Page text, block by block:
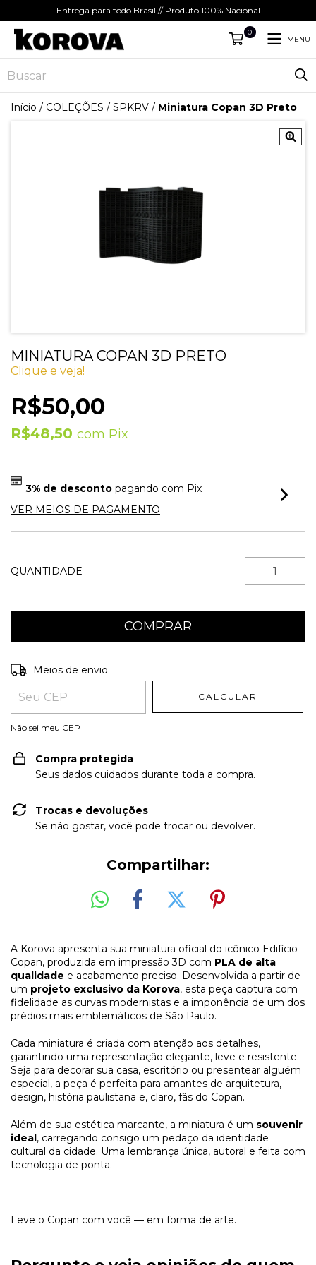
Entrega para todo Brasil // Produto 100% Nacional
0
MENU
Início / COLEÇÕES / SPKRV / Miniatura Copan 3D Preto
MINIATURA COPAN 3D PRETO
Clique e veja!
R$50,00
R$48,50 com Pix
3% de descontopagando com Pix
VER MEIOS DE PAGAMENTO
QUANTIDADE
Entregas para o CEP:
Meios de envio
CALCULAR
Não sei meu CEP
Compra protegida
Seus dados cuidados durante toda a compra.
Trocas e devoluções
Se não gostar, você pode trocar ou devolver.
Compartilhar:
A Korova apresenta sua miniatura oficial do icônico Edifício
Copan, produzida em impressão 3D com PLA de alta
qualidade e acabamento preciso. Desenvolvida a partir de
um projeto exclusivo da Korova, esta peça captura com
fidelidade as curvas modernistas e a imponência de um dos
prédios mais emblemáticos de São Paulo.
Cada miniatura é criada com atenção aos detalhes,
garantindo uma representação elegante, leve e resistente.
Seja para decorar sua casa, escritório ou presentear alguém
especial, a peça é perfeita para amantes de arquitetura,
design, história paulistana e, claro, fãs do Copan.
Além de sua estética marcante, a miniatura é um souvenir
ideal, carregando consigo um pedaço da identidade
cultural da cidade. Uma lembrança única, autoral e feita com
tecnologia de ponta.
Leve o Copan com você — em forma de arte.